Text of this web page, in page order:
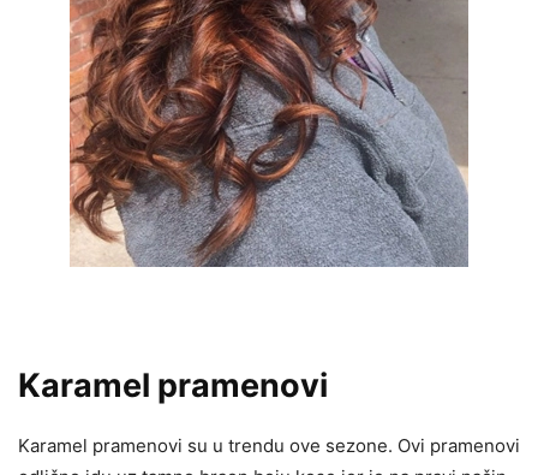
Karamel pramenovi
Karamel pramenovi su u trendu ove sezone. Ovi pramenovi